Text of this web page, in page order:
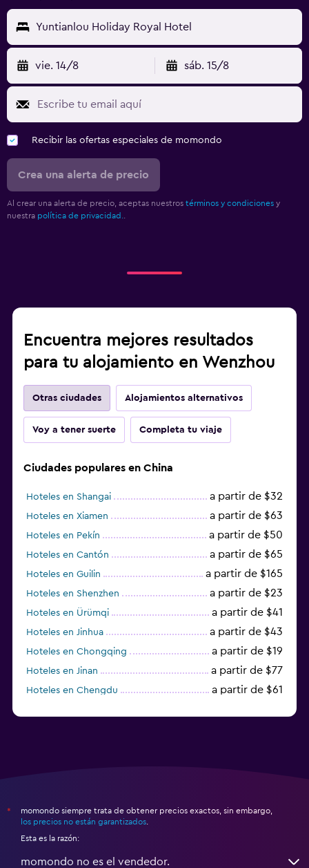
Yuntianlou Holiday Royal Hotel
vie. 14/8 sáb. 15/8
Recibir las ofertas especiales de momondo
Crea una alerta de precio
Al crear una alerta de precio, aceptas nuestros términos y condiciones y
nuestra política de privacidad.
Encuentra mejores resultados
para tu alojamiento en Wenzhou
Otras ciudades Alojamientos alternativos
Voy a tener suerte Completa tu viaje
Ciudades populares en China
Hoteles en Shangai a partir de $32
Hoteles en Xiamen a partir de $63
Hoteles en Pekín a partir de $50
Hoteles en Cantón a partir de $65
Hoteles en Guilin a partir de $165
Hoteles en Shenzhen a partir de $23
Hoteles en Ürümqi a partir de $41
Hoteles en Jinhua a partir de $43
Hoteles en Chongqing a partir de $19
Hoteles en Jinan a partir de $77
Hoteles en Chengdu a partir de $61
*
momondo siempre trata de obtener precios exactos, sin embargo,
los precios no están garantizados
Esta es la razón:
momondo no es el vendedor.